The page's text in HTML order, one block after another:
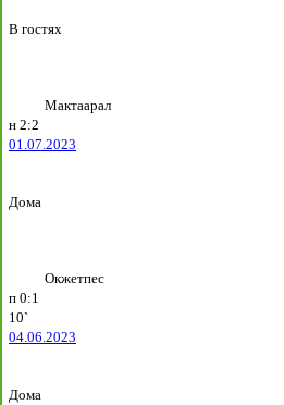
В гостях
Мактаарал
н 2:2
01.07.2023
Дома
Окжетпес
п 0:1
10`
04.06.2023
Дома